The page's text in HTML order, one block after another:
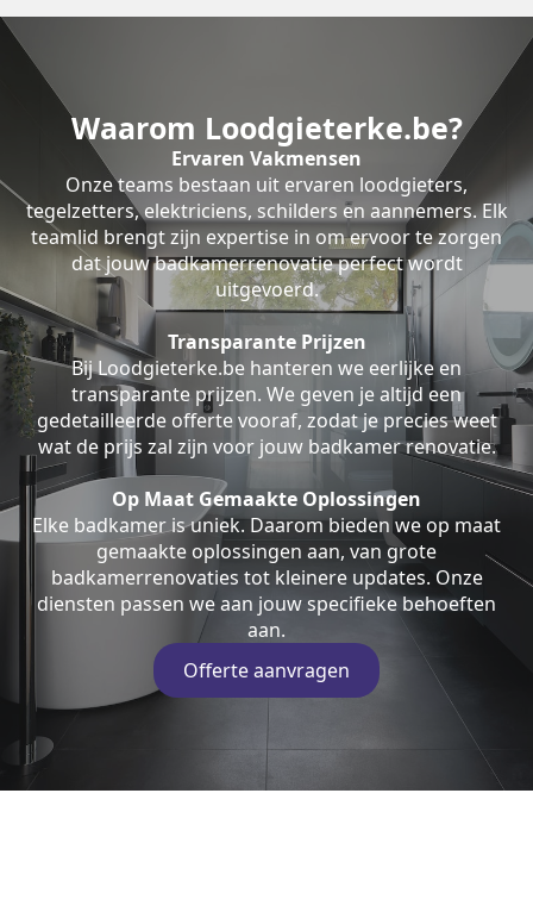
Waarom Loodgieterke.be?
Ervaren Vakmensen
Onze teams bestaan uit ervaren loodgieters,
tegelzetters, elektriciens, schilders en aannemers. Elk
teamlid brengt zijn expertise in om ervoor te zorgen
dat jouw badkamerrenovatie perfect wordt
uitgevoerd.
Transparante Prijzen
Bij Loodgieterke.be hanteren we eerlijke en
transparante prijzen. We geven je altijd een
gedetailleerde offerte vooraf, zodat je precies weet
wat de prijs zal zijn voor jouw badkamer renovatie.
Op Maat Gemaakte Oplossingen
Elke badkamer is uniek. Daarom bieden we op maat
gemaakte oplossingen aan, van grote
badkamerrenovaties tot kleinere updates. Onze
diensten passen we aan jouw specifieke behoeften
aan.
Offerte aanvragen